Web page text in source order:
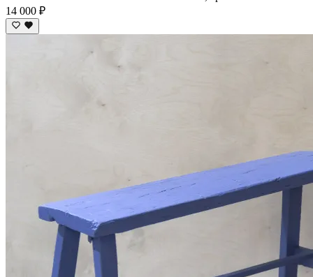
14 000 ₽